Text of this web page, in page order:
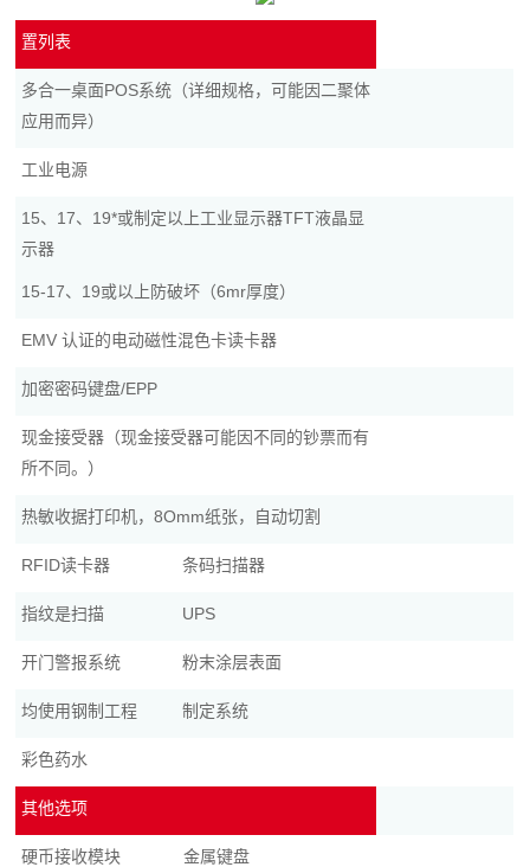
置列表
多合一桌面POS系统（详细规格，可能因二聚体
应用而异）
工业电源
15、17、19*或制定以上工业显示器TFT液晶显
示器
15-17、19或以上防破坏（6mr厚度）
EMV 认证的电动磁性混色卡读卡器
加密密码键盘/EPP
现金接受器（现金接受器可能因不同的钞票而有
所不同。）
热敏收据打印机，8Omm纸张，自动切割
RFID读卡器 条码扫描器
指纹是扫描 UPS
开门警报系统 粉末涂层表面
均使用钢制工程 制定系统
彩色药水
其他选项
硬币接收模块 金属键盘